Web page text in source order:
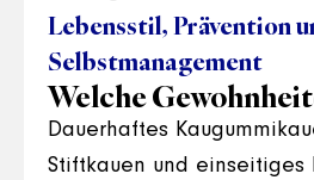
Lebensstil, Prävention
Selbstmanagement
Welche
Dauerhaftes
Stiftkauen und einseitiges